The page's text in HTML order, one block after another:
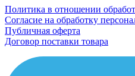
Политика в отношении
Согласие на обработку
Публичная оферта
Договор поставки товара